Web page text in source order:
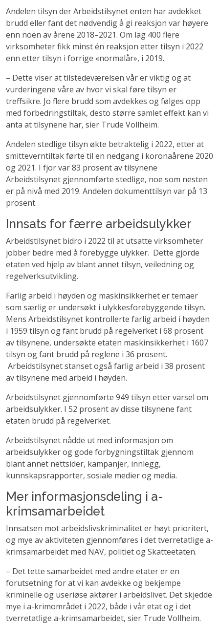
Andelen tilsyn der Arbeidstilsynet enten har avdekket
brudd eller fant det nødvendig å gi reaksjon var høyere
enn noen av årene 2018–2021. Om lag 400 flere
virksomheter fikk minst én reaksjon etter tilsyn i 2022
enn etter tilsyn i forrige «normalår», i 2019.
– Dette viser at tilstedeværelsen vår er viktig og at
vurderingene våre av hvor vi skal føre tilsyn er
treffsikre. Jo flere brudd som avdekkes og følges opp
med forbedringstiltak, desto større samlet effekt kan vi
anta at tilsynene har, sier Trude Vollheim.
Andelen stedlige tilsyn økte betraktelig i 2022, etter at
smitteverntiltak førte til en nedgang i koronaårene 2020
og 2021. I fjor var 83 prosent av tilsynene
Arbeidstilsynet gjennomførte stedlige, noe som nesten
er på nivå med 2019. Andelen dokumenttilsyn var på 13
prosent.
Innsats for færre arbeidsulykker
Arbeidstilsynet bidro i 2022 til at utsatte virksomheter
jobber bedre med å forebygge ulykker. Dette gjorde
etaten ved hjelp av blant annet tilsyn, veiledning og
regelverksutvikling.
Farlig arbeid i høyden og maskinsikkerhet er temaer
som særlig er undersøkt i ulykkesforebyggende tilsyn.
Mens Arbeidstilsynet kontrollerte farlig arbeid i høyden
i 1959 tilsyn og fant brudd på regelverket i 68 prosent
av tilsynene, undersøkte etaten maskinsikkerhet i 1607
tilsyn og fant brudd på reglene i 36 prosent.
Arbeidstilsynet stanset også farlig arbeid i 38 prosent
av tilsynene med arbeid i høyden.
Arbeidstilsynet gjennomførte 949 tilsyn etter varsel om
arbeidsulykker. I 52 prosent av disse tilsynene fant
etaten brudd på regelverket.
Arbeidstilsynet nådde ut med informasjon om
arbeidsulykker og gode forbygningstiltak gjennom
blant annet nettsider, kampanjer, innlegg,
kunnskapsrapporter, sosiale medier og media.
Mer informasjonsdeling i a-
krimsamarbeidet
Innsatsen mot arbeidslivskriminalitet er høyt prioritert,
og mye av aktiviteten gjennomføres i det tverretatlige a-
krimsamarbeidet med NAV, politiet og Skatteetaten.
– Det tette samarbeidet med andre etater er en
forutsetning for at vi kan avdekke og bekjempe
kriminelle og useriøse aktører i arbeidslivet. Det skjedde
mye i a-krimområdet i 2022, både i vår etat og i det
tverretatlige a-krimsamarbeidet, sier Trude Vollheim.